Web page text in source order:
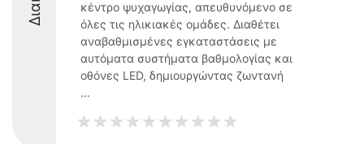
κέντρο ψυχαγωγίας, απευθυνόμενο σε
όλες τις ηλικιακές ομάδες. Διαθέτει
αναβαθμισμένες εγκαταστάσεις με
αυτόματα συστήματα βαθμολογίας και
οθόνες LED, δημιουργώντας ζωντανή
...